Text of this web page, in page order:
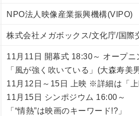
NPO法人映像産業振興機構(VIPO)
株式会社メガボックス/文化庁/国際
11月11日 開幕式 18:30～ オープニ
「風が強く吹いている」(大森寿美
11月12日～15日 上映 ※詳細は「
11月15日 シンポジウム 16:00～
「“情熱”は映画のキーワード!?」